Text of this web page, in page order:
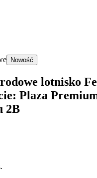
Nowość
lotnisko
Plaza
2B